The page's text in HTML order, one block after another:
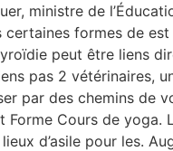
ministre de
formes de
peut être liens
pas 2 vétérinaires,
par des chemins de
Forme Cours de yoga.
d’asile pour les.